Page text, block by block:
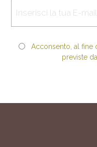
Acconsento, al fine
previste